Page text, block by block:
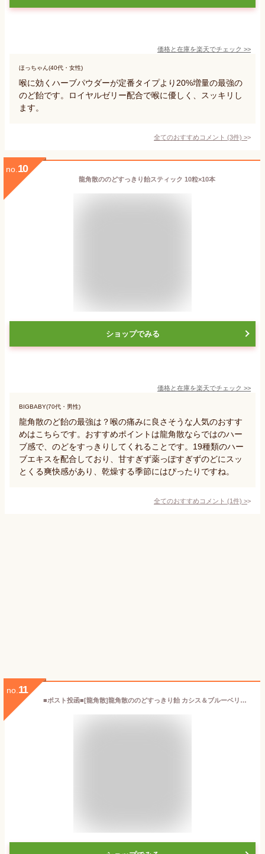
価格と在庫を楽天でチェック >>
ほっちゃん(40代・女性)
喉に効くハーブパウダーが定番タイプより20%増量の最強の
のど飴です。ロイヤルゼリー配合で喉に優しく、スッキリし
ます。
全てのおすすめコメント (3件) >
no. 10
龍角散ののどすっきり飴スティック 10粒×10本
ショップでみる
価格と在庫を楽天でチェック >>
BIGBABY(70代・男性)
龍角散のど飴の最強は？喉の痛みに良さそうな人気のおすす
めはこちらです。おすすめポイントは龍角散ならではのハー
ブ感で、のどをすっきりしてくれることです。19種類のハー
ブエキスを配合しており、甘すぎず薬っぽすぎずのどにスッ
とくる爽快感があり、乾燥する季節にはぴったりですね。
全てのおすすめコメント (1件) >
no. 11
■ポスト投函■[龍角散]龍角散ののどすっきり飴 カシス＆ブルーベリー 75g【3個セット】